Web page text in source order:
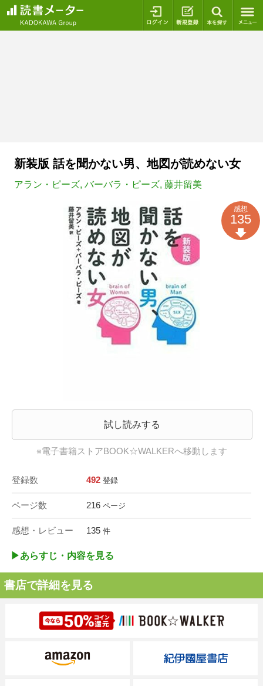
ログイン 新規登録
新装版 話を聞かない男、地図が読めない女
アラン・ピーズ, バーバラ・ピーズ, 藤井留美
試し読みする
※電子書籍ストアBOOK☆WALKERへ移動します
登録数 492 登録
ページ数 216 ページ
感想・レビュー 135 件
感想
135
▶︎あらすじ・内容を見る
書店で詳細を見る